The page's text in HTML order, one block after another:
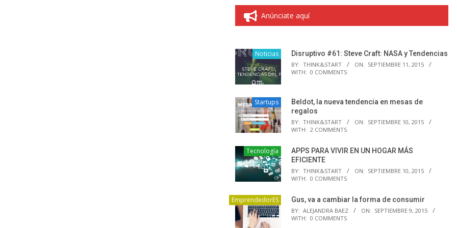
Anúnciate aquí
Noticias Disruptivo #61: Steve Craft: NASA y Tendencias
BY: THINK&START ON: SEPTIEMBRE 11, 2015
WITH: 0 COMMENTS
Startups
Beldot, la nueva tendencia en mesas de
regalos
BY: THINK&START ON: SEPTIEMBRE 10, 2015
WITH: 2 COMMENTS
Tecnología
APPS PARA VIVIR EN UN HOGAR MÁS
EFICIENTE
BY: THINK&START ON: SEPTIEMBRE 10, 2015
WITH: 0 COMMENTS
EmprendedorES Gus, va a cambiar la forma de consumir
BY: ALEJANDRA BAEZ ON: SEPTIEMBRE 9, 2015
WITH: 0 COMMENTS